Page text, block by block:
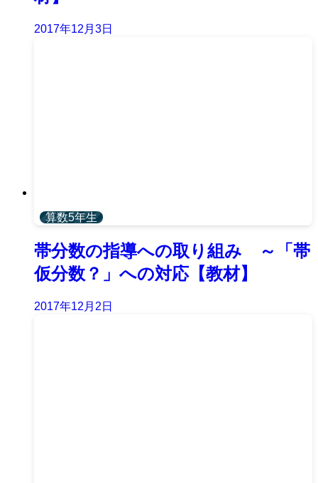
2017年12月3日
算数5年生
帯分数の指導への取り組み ～「帯
仮分数？」への対応【教材】
2017年12月2日